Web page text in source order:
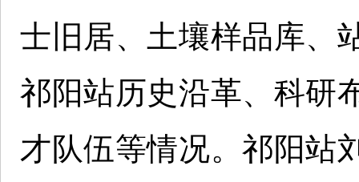
士旧居、土壤样品库、
祁阳站历史沿革、科研
才队伍等情况。祁阳站